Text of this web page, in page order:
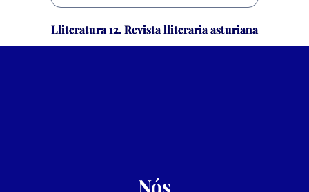
Lliteratura 12. Revista lliteraria asturiana
Nós